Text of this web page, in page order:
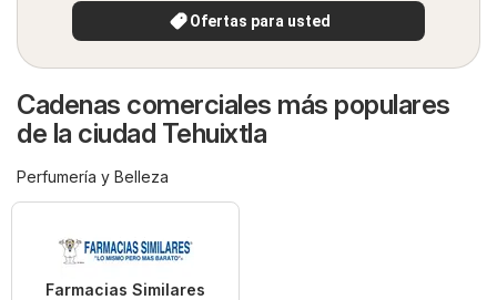
Ofertas para usted
Cadenas comerciales más populares
de la ciudad Tehuixtla
Perfumería y Belleza
Farmacias Similares